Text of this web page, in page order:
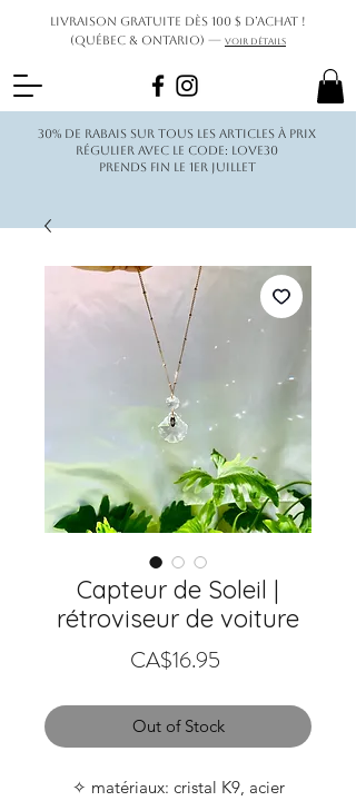
Livraison gratuite dès 100 $ d’achat !
(Québec & Ontario) — Voir détails
30% de rabais sur tous les articles à prix
régulier avec le code: love30
Prends fin le 1er juillet
Capteur de Soleil |
rétroviseur de voiture
CA$16.95
Out of Stock
✧ matériaux: cristal K9, acier